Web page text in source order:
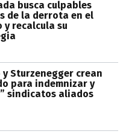
busca culpables
de la derrota en el
y recalcula su
y Sturzenegger crean
para indemnizar y
sindicatos aliados